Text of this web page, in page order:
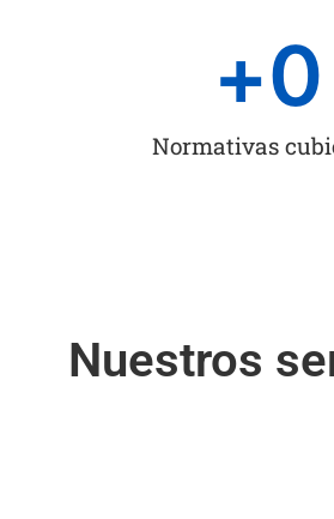
Normativas
+0
Nuestros